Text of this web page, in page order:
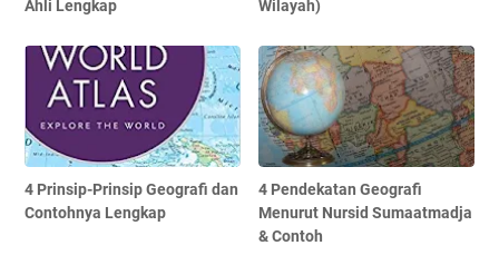
Ahli Lengkap
Wilayah)
4 Prinsip-Prinsip Geografi dan
Contohnya Lengkap
4 Pendekatan Geografi
Menurut Nursid Sumaatmadja
& Contoh